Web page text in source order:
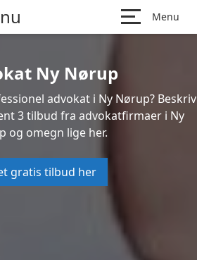
Menu
Ny Nørup
advokat i Ny Nørup? Beskriv
3 tilbud fra advokatfirmaer i Ny
og omegn lige her.
gratis tilbud her